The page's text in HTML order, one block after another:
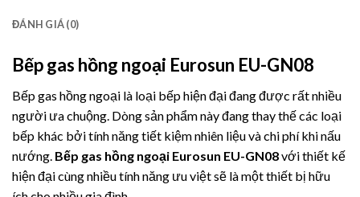
ĐÁNH GIÁ (0)
Bếp gas hồng ngoại Eurosun EU-GN08
Bếp gas hồng ngoại là loại bếp hiện đại đang được rất nhiều
người ưa chuộng. Dòng sản phẩm này đang thay thế các loại
bếp khác bởi tính năng tiết kiệm nhiên liệu và chi phí khi nấu
nướng. Bếp gas hồng ngoại Eurosun EU-GN08với thiết kế
hiện đại cùng nhiều tính năng ưu việt sẽ là một thiết bị hữu